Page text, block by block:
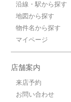
沿線・駅から探す
地図から探す
物件名から探す
マイページ
店舗案内
来店予約
お問い合わせ